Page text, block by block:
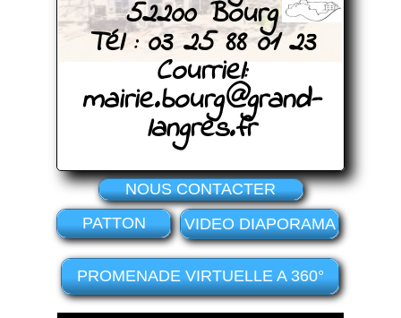
52200 Bourg
Tél : 03 25 88 01 23
Courriel:
mairie.bourg@grand-
langres.fr
PATTON VIDEO DIAPORAMA
NOUS CONTACTER
PROMENADE VIRTUELLE A 360°